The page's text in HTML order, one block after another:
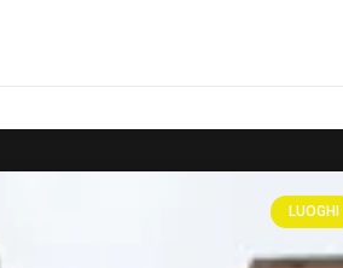
LUOGHI